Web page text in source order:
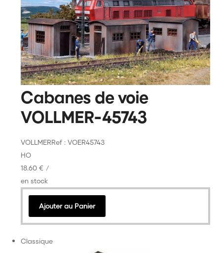
Cabanes de voie
VOLLMER-45743
VOLLMERRef : VOER45743
HO
18.60 € /
en stock
Ajouter au Panier
Classique